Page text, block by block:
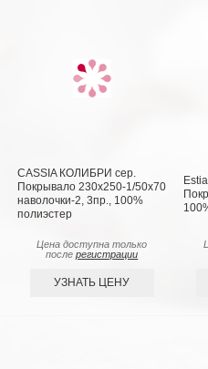
CASSIA КОЛИБРИ сер.
Покрывало 230х250-1/50х70
наволочки-2, 3пр., 100%
полиэстер
Цена доступна только
послерегистрации
УЗНАТЬ ЦЕНУ